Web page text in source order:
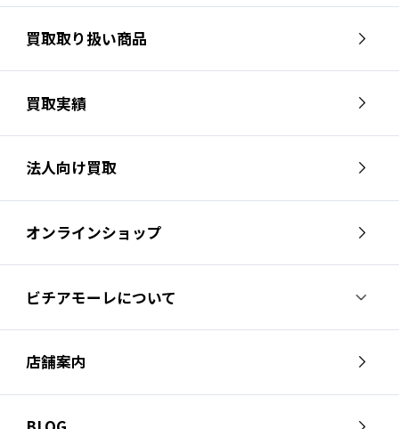
買取取り扱い商品
買取実績
法人向け買取
オンラインショップ
ビチアモーレについて
ビチアモーレについて
スタッフ紹介
会社概要
店舗案内
芦屋店
南麻布店